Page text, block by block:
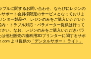
ブルに関するお問い合わせ、ならびにレジンの
ポート会員様限定のサービスとなっておりま
ンター製品や、レジンのみをご購入いただいた
・トラブル対応・パラメーター提供は行って
い。なお、レジンのみをご購入いただきパラ
他社販売の歯科用3Dプリンターに関するサポ
.com より提供の 「デンタルサポート ライト」